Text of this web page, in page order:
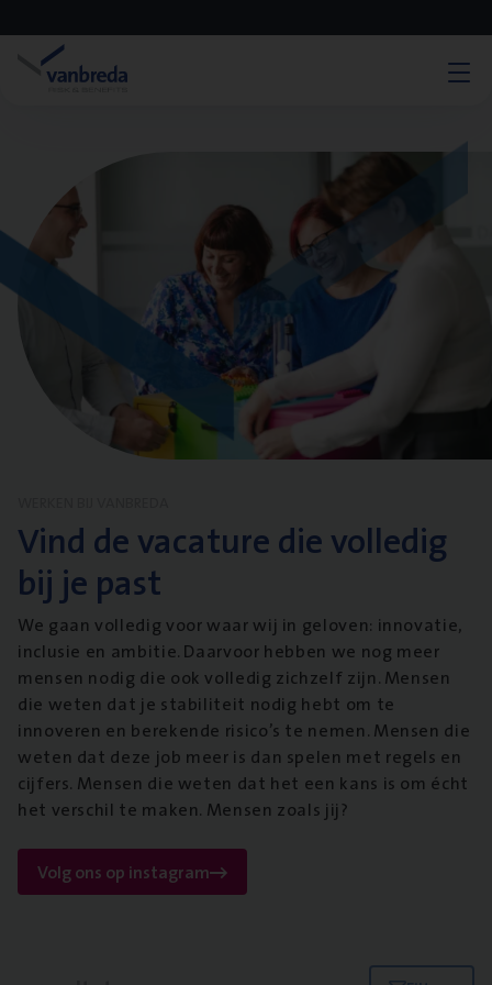
Vind de vacature die volledig
bij je past
We gaan volledig voor waar wij in geloven: innovatie,
inclusie en ambitie. Daarvoor hebben we nog meer
mensen nodig die ook volledig zichzelf zijn. Mensen
die weten dat je stabiliteit nodig hebt om te
innoveren en berekende risico’s te nemen. Mensen die
weten dat deze job meer is dan spelen met regels en
cijfers. Mensen die weten dat het een kans is om écht
het verschil te maken. Mensen zoals jij?
Volg ons op instagram